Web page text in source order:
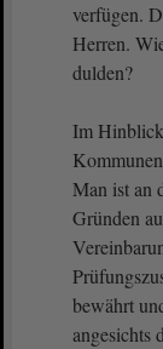
verfügen.
Herren.
dulden?
Im
Man ist an
Gründen
bewährt
angesichts